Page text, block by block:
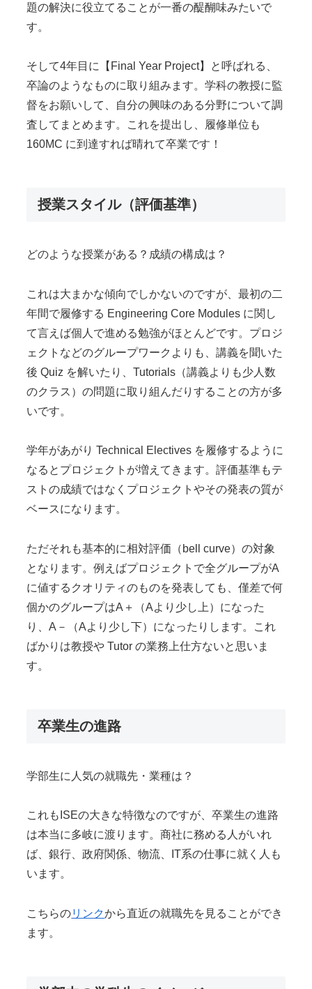
題の解決に役立てることが一番の醍醐味みたいで
す。
そして4年目に【Final Year Project】と呼ばれる、
卒論のようなものに取り組みます。学科の教授に監
督をお願いして、自分の興味のある分野について調
査してまとめます。これを提出し、履修単位も
160MC に到達すれば晴れて卒業です！
授業スタイル（評価基準）
どのような授業がある？成績の構成は？
これは大まかな傾向でしかないのですが、最初の二
年間で履修する Engineering Core Modules に関し
て言えば個人で進める勉強がほとんどです。プロジ
ェクトなどのグループワークよりも、講義を聞いた
後 Quiz を解いたり、Tutorials（講義よりも少人数
のクラス）の問題に取り組んだりすることの方が多
いです。
学年があがり Technical Electives を履修するように
なるとプロジェクトが増えてきます。評価基準もテ
ストの成績ではなくプロジェクトやその発表の質が
ベースになります。
ただそれも基本的に相対評価（bell curve）の対象
となります。例えばプロジェクトで全グループがA
に値するクオリティのものを発表しても、僅差で何
個かのグループはA＋（Aより少し上）になった
り、A－（Aより少し下）になったりします。これ
ばかりは教授や Tutor の業務上仕方ないと思いま
す。
卒業生の進路
学部生に人気の就職先・業種は？
これもISEの大きな特徴なのですが、卒業生の進路
は本当に多岐に渡ります。商社に務める人がいれ
ば、銀行、政府関係、物流、IT系の仕事に就く人も
います。
こちらのリンクから直近の就職先を見ることができ
ます。